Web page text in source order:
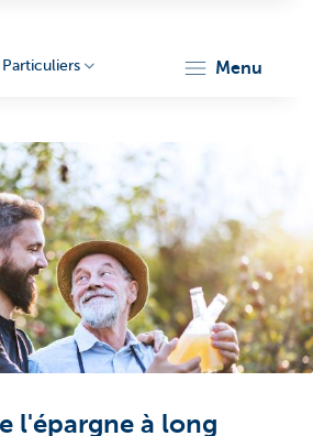
Particuliers menu
l'épargne à long